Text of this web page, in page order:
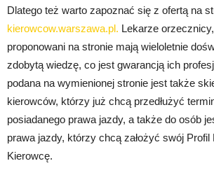
Dlatego też warto zapoznać się z ofertą na
kierowcow.warszawa.pl. Lekarze
proponowani na stronie mają wieloletnie
zdobytą wiedzę, co jest gwarancją ich
podana na wymienionej stronie jest także
kierowców, którzy już chcą przedłużyć
posiadanego prawa jazdy, a także do osób
prawa jazdy, którzy chcą założyć swój Profil
Kierowcę.